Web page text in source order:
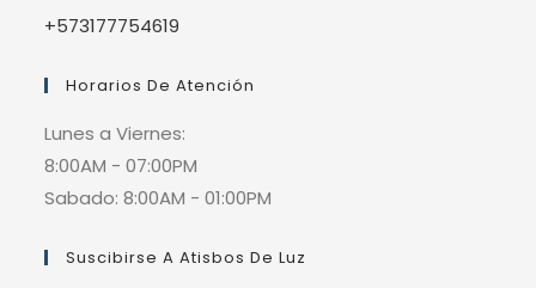
+573177754619
Horarios De Atención
Lunes a Viernes:
8:00AM - 07:00PM
Sabado: 8:00AM - 01:00PM
Suscibirse A Atisbos De Luz